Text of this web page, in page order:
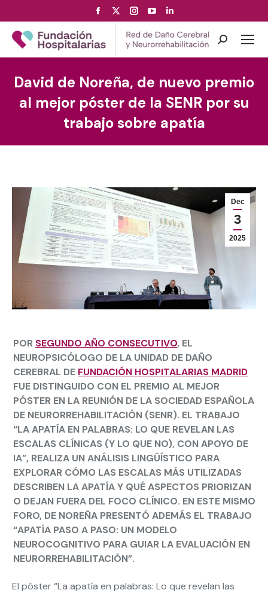
Facebook
page
opens
in
window
page
opens
in
window
Instagram
page
opens
in
window
YouTube
page
opens
in
window
page
opens
in
window
Search:
David de Noreña, de nuevo premio
al mejor póster de la SENR por su
trabajo sobre apatía
Dec
3
2025
POR SEGUNDO AÑO CONSECUTIVO, EL
NEUROPSICÓLOGO DE LA UNIDAD DE DAÑO
CEREBRAL DE FUNDACIÓN HOSPITALARIAS MADRID
FUE DISTINGUIDO CON EL PREMIO AL MEJOR
PÓSTER EN LA REUNIÓN DE LA SOCIEDAD ESPAÑOLA
DE NEURORREHABILITACIÓN (SENR). EL TRABAJO
“LA APATÍA EN PALABRAS: LO QUE REVELAN LAS
ESCALAS CLÍNICAS (Y LO QUE NO), CON APOYO DE
IA”, REALIZA UN ANÁLISIS LINGÜÍSTICO PARA
EXPLORAR CÓMO LAS ESCALAS MÁS UTILIZADAS
DESCRIBEN LA APATÍA Y QUÉ ASPECTOS PRIORIZAN
O DEJAN FUERA DEL FOCO CLÍNICO. EN ESTE MISMO
FORO, DE NOREÑA PRESENTÓ ADEMÁS EL TRABAJO
“APATÍA PASO A PASO: UN MODELO
NEUROCOGNITIVO PARA GUIAR LA EVALUACIÓN EN
NEURORREHABILITACIÓN”.
El póster “La apatía en palabras: Lo que revelan las